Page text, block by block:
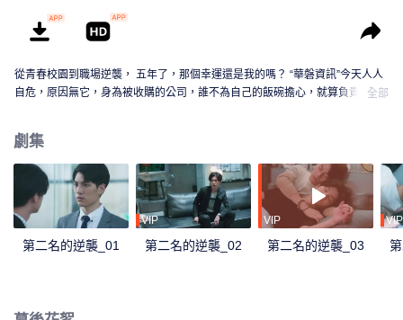
從青春校園到職場逆襲， 五年了，那個幸運還是我的嗎？ “華磐資訊”今天人人
自危，原因無它，身為被收購的公司，誰不為自己的飯碗擔心，就算負責人保
眼前一派輕鬆自在的高仕德，五年的時間，足夠讓兩個男孩成長為男人，也足
夠周書逸認清年少輕狂的感情？不服輸的他也決定，他若無心我便休，從此青
山只認白雲儔！沒想到五年之後狹路相逢，高仕德是自家收購的科技公司代
表。被某個沒良心混蛋惡意遺棄的萬年老二決定逆襲，他或許學業贏不了他，
但工作上，他會讓他知道什麼叫做收購方的驕傲！
全部
劇集
第二名的逆襲_01
VIP
第二名的逆襲_02
VIP
第二名的逆襲_03
VIP